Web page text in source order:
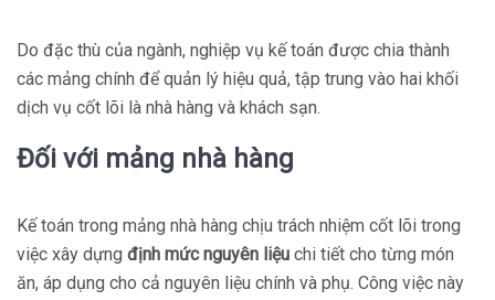
Do đặc thù của ngành, nghiệp vụ kế toán được chia thành
các mảng chính để quản lý hiệu quả, tập trung vào hai khối
dịch vụ cốt lõi là nhà hàng và khách sạn.
Đối với mảng nhà hàng
Kế toán trong mảng nhà hàng chịu trách nhiệm cốt lõi trong
việc xây dựng định mức nguyên liệu chi tiết cho từng món
ăn, áp dụng cho cả nguyên liệu chính và phụ. Công việc này